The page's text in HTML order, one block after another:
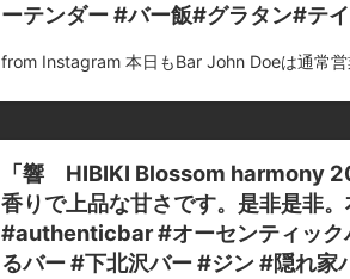
ーテンダー #バー飯#グラタン#テ
from Instagram 本日もBar John Doeは通常
「響 HIBIKI Blossom harmony
香りで上品な甘さです。是非是非
#authenticbar #オーセンティッ
るバー #下北沢バー #ジン #隠れ